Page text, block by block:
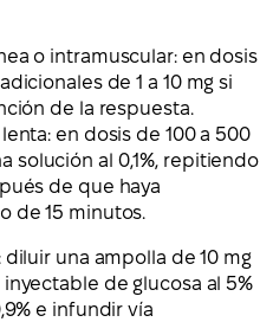
o intramuscular: en dosis
de 1 a 10 mg si
de la respuesta.
en dosis de 100 a 500
solución al 0,1%, repitiendo
de que haya
de 15 minutos.
una ampolla de 10 mg
de glucosa al 5%
e infundir vía